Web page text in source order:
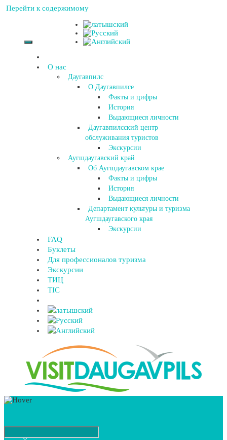
Перейти к содержимому
О нас
Даугавпилс
О Даугавпилсе
Факты и цифры
История
Выдающиеся личности
Даугавпилсский центр
обслуживания туристов
Экскурсии
Аугшдаугавский край
Об Аугшдаугавском крае
Факты и цифры
История
Выдающиеся личности
Департамент культуры и туризма
Аугшдаугавского края
Экскурсии
FAQ
Буклеты
Для профессионалов туризма
Экскурсии
ТИЦ
TIC